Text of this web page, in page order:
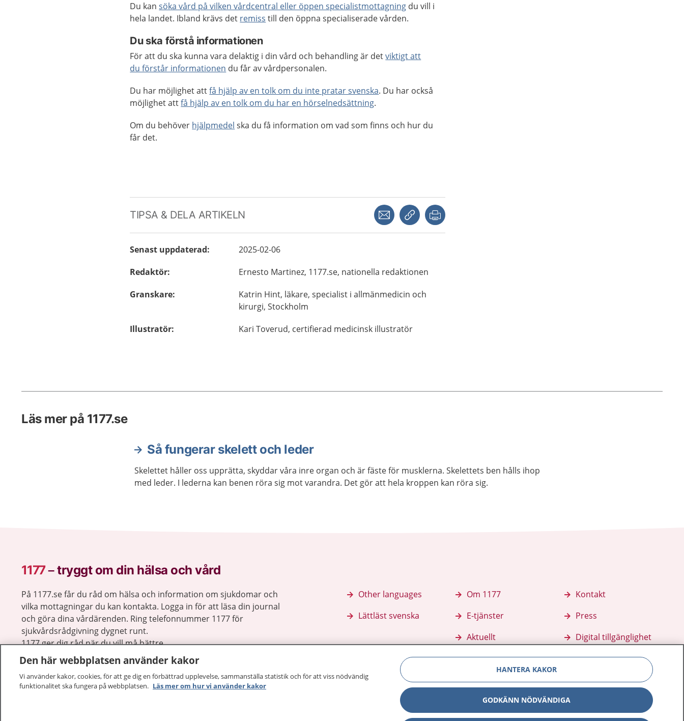
Du kansöka vård på vilken vårdcentral eller öppen specialistmottagning du vill i
hela landet. Ibland krävs det remiss till den öppna specialiserade vården.
Du ska förstå informationen
För att du ska kunna vara delaktig i din vård och behandling är detviktigt att
du förstår informationen du får av vårdpersonalen.
Du har möjlighet attfå hjälp av en tolk om du inte pratar svenska. Du har också
möjlighet attfå hjälp av en tolk om du har en hörselnedsättning.
Om du behöver hjälpmedel ska du få information om vad som finns och hur du
får det.
TIPSA & DELA ARTIKELN Dela via mejlKopiera länk
Senast uppdaterad:
2025-02-06
Redaktör: Ernesto Martinez, 1177.se, nationella redaktionen
Granskare: Katrin Hint, läkare, specialist i allmänmedicin och
kirurgi, Stockholm
Illustratör: Kari Toverud, certifierad medicinsk illustratör
Läs mer på 1177.se
Så fungerar skelett och leder
Skelettet håller oss upprätta, skyddar våra inre organ och är fäste för musklerna. Skelettets ben hålls ihop
med leder. I lederna kan benen röra sig mot varandra. Det gör att hela kroppen kan röra sig.
1177–tryggt om din hälsa och vård
På 1177.se får du råd om hälsa och information om sjukdomar och
vilka mottagningar du kan kontakta. Logga in för att läsa din journal
och göra dina vårdärenden. Ring telefonnummer 1177 för
sjukvårdsrådgivning dygnet runt.
1177 ger dig råd när du vill må bättre.
Other languages
Lättläst svenska
Om 1177
E-tjänster
Aktuellt
Kontakt
Press
Digital tillgänglighet
Den här webbplatsen använder kakor
Vi använder kakor, cookies, för att ge dig en förbättrad upplevelse, sammanställa statistik och för att viss nödvändig
funktionalitet ska fungera på webbplatsen. Läs mer om hur vi använder kakor
HANTERA KAKOR
GODKÄNN NÖDVÄNDIGA